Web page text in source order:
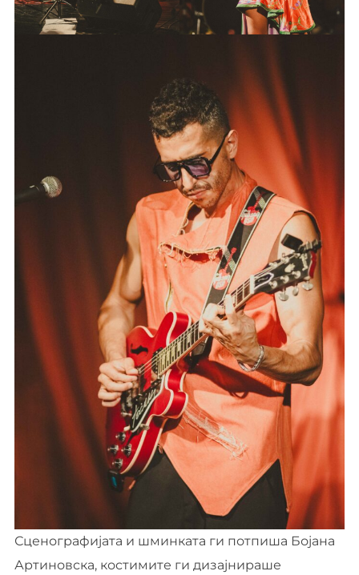
Сценографијата и шминката ги потпиша Бојана
Артиновска, костимите ги дизајнираше